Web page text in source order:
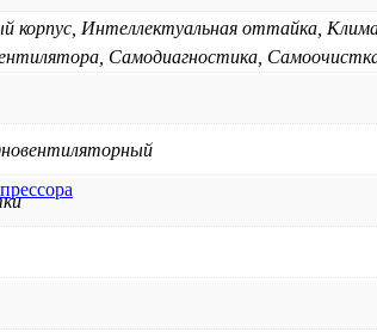
корпус, Интеллектуальная оттайка,
Самодиагностика,